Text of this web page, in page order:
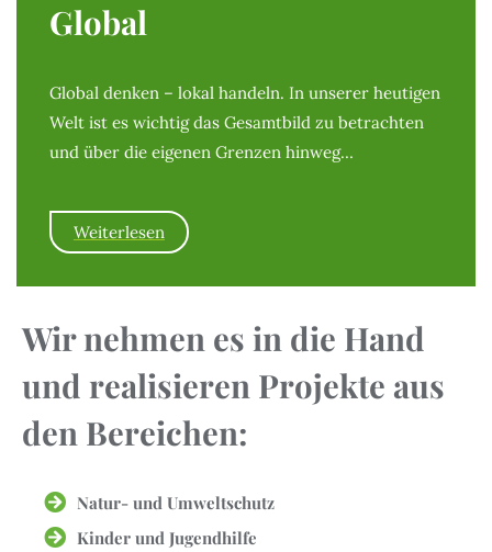
Global
Global denken – lokal handeln. In unserer heutigen
Welt ist es wichtig das Gesamtbild zu betrachten
und über die eigenen Grenzen hinweg…
Weiterlesen
Wir nehmen es in die Hand
und realisieren Projekte aus
den Bereichen:
Natur- und Umweltschutz
Kinder und Jugendhilfe